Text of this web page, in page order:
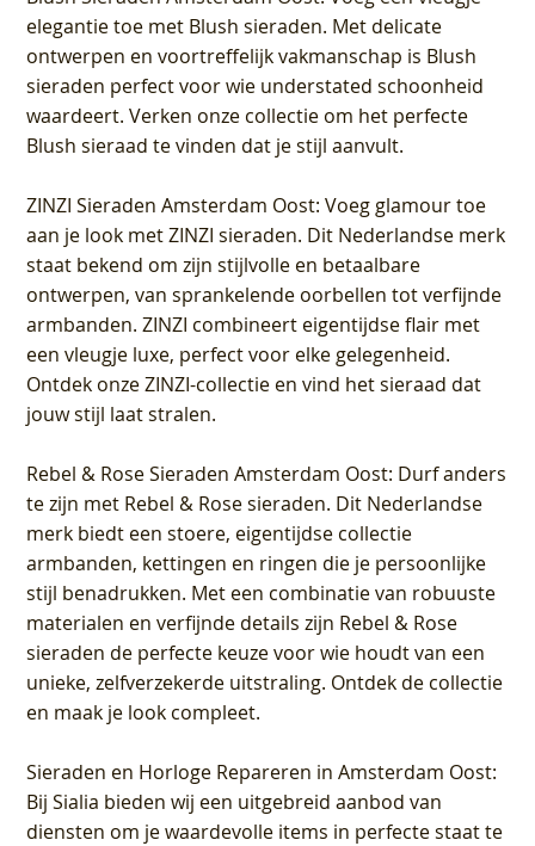
elegantie toe met Blush sieraden. Met delicate
ontwerpen en voortreffelijk vakmanschap is Blush
sieraden perfect voor wie understated schoonheid
waardeert. Verken onze collectie om het perfecte
Blush sieraad te vinden dat je stijl aanvult.
ZINZI Sieraden Amsterdam Oost: Voeg glamour toe
aan je look met ZINZI sieraden. Dit Nederlandse merk
staat bekend om zijn stijlvolle en betaalbare
ontwerpen, van sprankelende oorbellen tot verfijnde
armbanden. ZINZI combineert eigentijdse flair met
een vleugje luxe, perfect voor elke gelegenheid.
Ontdek onze ZINZI-collectie en vind het sieraad dat
jouw stijl laat stralen.
Rebel & Rose Sieraden Amsterdam Oost: Durf anders
te zijn met Rebel & Rose sieraden. Dit Nederlandse
merk biedt een stoere, eigentijdse collectie
armbanden, kettingen en ringen die je persoonlijke
stijl benadrukken. Met een combinatie van robuuste
materialen en verfijnde details zijn Rebel & Rose
sieraden de perfecte keuze voor wie houdt van een
unieke, zelfverzekerde uitstraling. Ontdek de collectie
en maak je look compleet.
Sieraden en Horloge Repareren in Amsterdam Oost:
Bij Sialia bieden wij een uitgebreid aanbod van
diensten om je waardevolle items in perfecte staat te